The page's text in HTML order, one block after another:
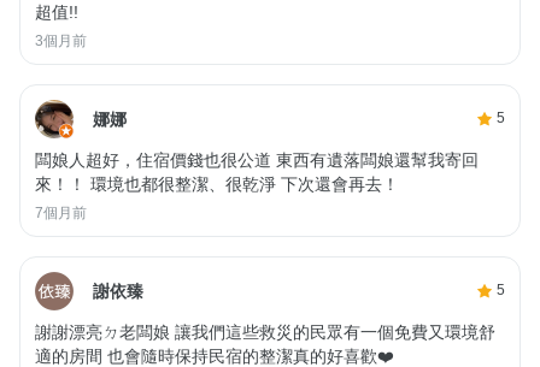
超值!!
3個月前
娜娜 5
闆娘人超好，住宿價錢也很公道 東西有遺落闆娘還幫我寄回
來！！ 環境也都很整潔、很乾淨 下次還會再去！
7個月前
謝依臻 5
謝謝漂亮ㄉ老闆娘 讓我們這些救災的民眾有一個免費又環境舒
適的房間 也會隨時保持民宿的整潔真的好喜歡❤️